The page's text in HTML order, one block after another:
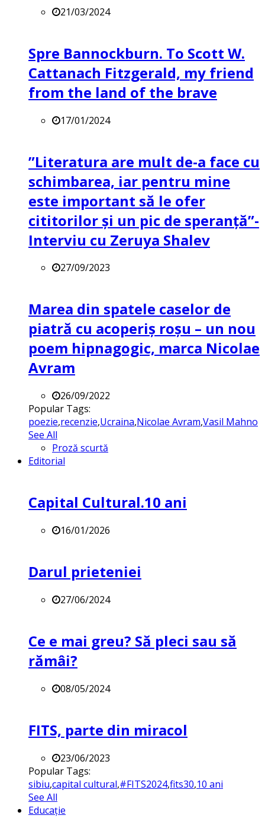
21/03/2024
Spre Bannockburn. To Scott W.
Cattanach Fitzgerald, my friend
from the land of the brave
17/01/2024
”Literatura are mult de-a face cu
schimbarea, iar pentru mine
este important să le ofer
cititorilor și un pic de speranță”-
Interviu cu Zeruya Shalev
27/09/2023
Marea din spatele caselor de
piatră cu acoperiș roșu – un nou
poem hipnagogic, marca Nicolae
Avram
26/09/2022
Popular Tags:
poezie,recenzie,Ucraina,Nicolae Avram,Vasil Mahno
See All
Proză scurtă
Editorial
Capital Cultural.10 ani
16/01/2026
Darul prieteniei
27/06/2024
Ce e mai greu? Să pleci sau să
rămâi?
08/05/2024
FITS, parte din miracol
23/06/2023
Popular Tags:
sibiu,capital cultural,#FITS2024,fits30,10 ani
See All
Educație